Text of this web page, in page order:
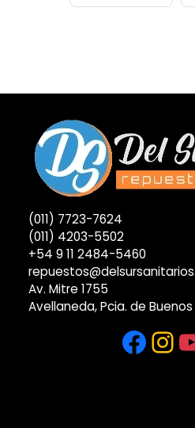
(011) 7723-7624
(011) 4203-5502
+54 9 11 2484-5460
Av. Mitre 1755
Avellaneda, Pcia. de Buenos